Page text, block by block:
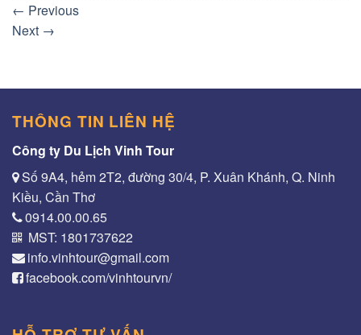
← Previous
Next →
THÔNG TIN LIÊN HỆ
Công ty Du Lịch Vinh Tour
Số 9A4, hẻm 2T2, đường 30/4, P. Xuân Khánh, Q. Ninh
Kiều, Cần Thơ
0914.00.00.65
MST: 1801737622
info.vinhtour@gmail.com
facebook.com/vinhtourvn/